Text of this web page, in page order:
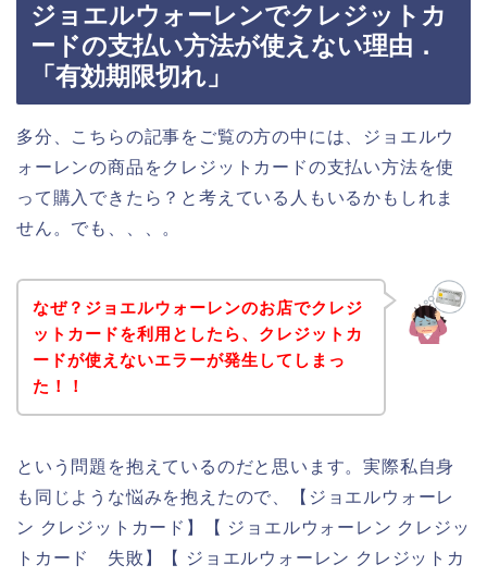
ジョエルウォーレンでクレジットカ
ードの支払い方法が使えない理由．
「有効期限切れ」
多分、こちらの記事をご覧の方の中には、ジョエルウ
ォーレンの商品をクレジットカードの支払い方法を使
って購入できたら？と考えている人もいるかもしれま
せん。でも、、、。
なぜ？ジョエルウォーレンのお店でクレジ
ットカードを利用としたら、クレジットカ
ードが使えないエラーが発生してしまっ
た！！
という問題を抱えているのだと思います。実際私自身
も同じような悩みを抱えたので、【ジョエルウォーレ
ン クレジットカード】【 ジョエルウォーレン クレジッ
トカード 失敗】【 ジョエルウォーレン クレジットカ